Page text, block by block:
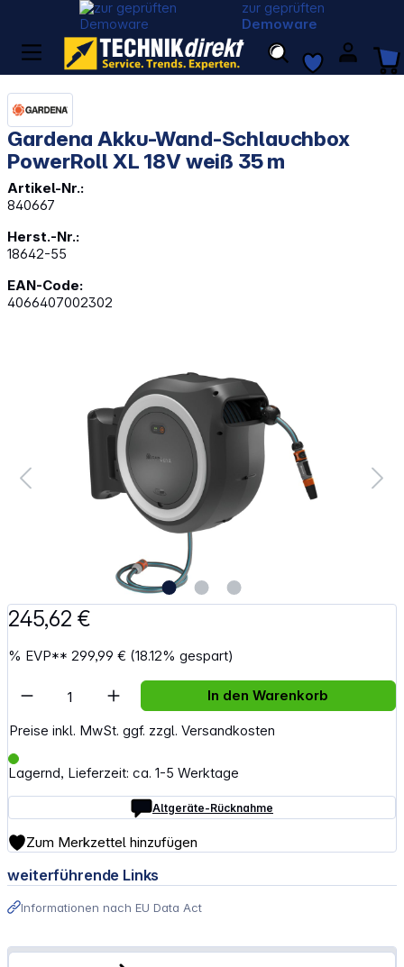
zur geprüften
Demoware
Gardena Akku-Wand-Schlauchbox
PowerRoll XL 18V weiß 35 m
Artikel-Nr.:
840667
Herst.-Nr.:
18642-55
EAN-Code:
4066407002302
245,62 €
% EVP**299,99 € (18.12% gespart)
Preise inkl. MwSt. ggf. zzgl. Versandkosten
Lagernd, Lieferzeit: ca. 1-5 Werktage
Altgeräte-Rücknahme
Artikel Anzahl: Gib den gewünschten
In den Warenkorb
Zum Merkzettel hinzufügen
weiterführende Links
Informationen nach EU Data Act